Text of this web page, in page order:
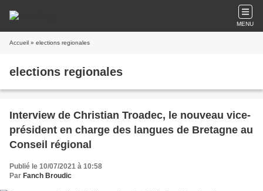
MENU
Accueil » elections regionales
elections regionales
Interview de Christian Troadec, le nouveau vice-
président en charge des langues de Bretagne au
Conseil régional
Publié le 10/07/2021 à 10:58
Par Fanch Broudic